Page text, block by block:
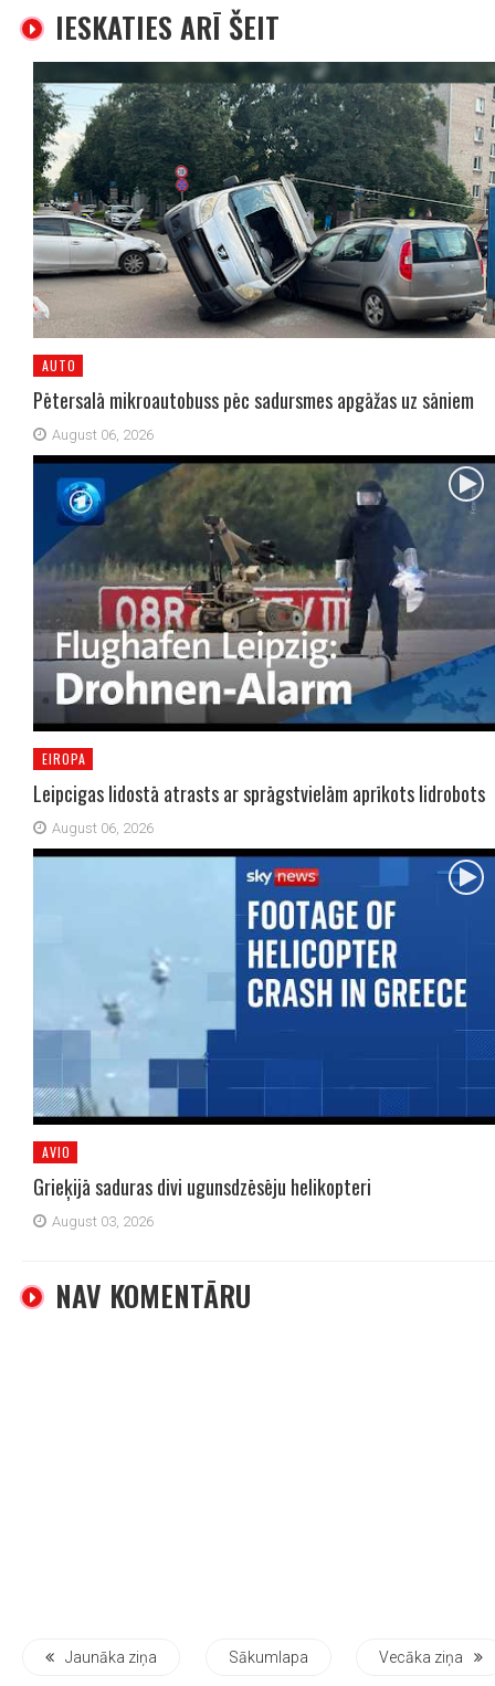
IESKATIES ARĪ ŠEIT
AUTO
Pētersalā mikroautobuss pēc sadursmes apgāžas uz sāniem
August 06, 2026
EIROPA
Leipcigas lidostā atrasts ar sprāgstvielām aprīkots lidrobots
August 06, 2026
AVIO
Grieķijā saduras divi ugunsdzēsēju helikopteri
August 03, 2026
NAV KOMENTĀRU
Jaunāka ziņa Sākumlapa Vecāka ziņa